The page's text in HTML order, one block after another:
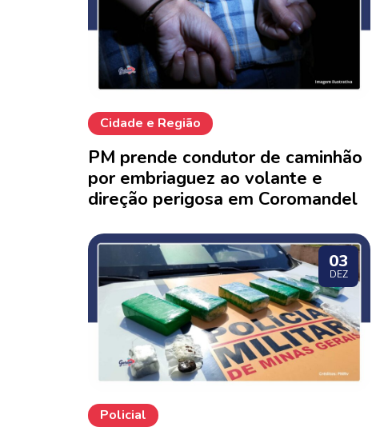
Cidade e Região
PM prende condutor de caminhão
por embriaguez ao volante e
direção perigosa em Coromandel
03
DEZ
Policial